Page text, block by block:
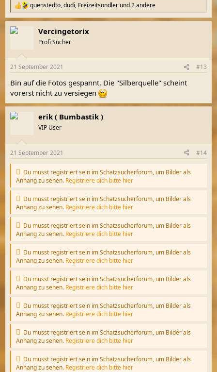
R
e
a
k
e
:
quenstedto,dudi, Freizeitsondler und 2 andere
Vercingetorix
Profi Sucher
21 September 2021 #13
Bin auf die Fotos gespannt. Die "Silberquelle" scheint
vorerst nicht zu versiegen
erik ( Bumbastik )
VIP User
21 September 2021 #14
Du musst registriert sein im Schatzsucherforum, um Bilder als
Anhang zu sehen. Registriere dich bitte hier
Du musst registriert sein im Schatzsucherforum, um Bilder als
Anhang zu sehen. Registriere dich bitte hier
Du musst registriert sein im Schatzsucherforum, um Bilder als
Anhang zu sehen. Registriere dich bitte hier
Du musst registriert sein im Schatzsucherforum, um Bilder als
Anhang zu sehen. Registriere dich bitte hier
Du musst registriert sein im Schatzsucherforum, um Bilder als
Anhang zu sehen. Registriere dich bitte hier
Du musst registriert sein im Schatzsucherforum, um Bilder als
Anhang zu sehen. Registriere dich bitte hier
Du musst registriert sein im Schatzsucherforum, um Bilder als
Anhang zu sehen. Registriere dich bitte hier
Du musst registriert sein im Schatzsucherforum, um Bilder als
Anhang zu sehen. Registriere dich bitte hier